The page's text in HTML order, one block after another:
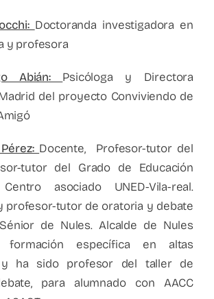
Doctoranda investigadora en
y profesora
Abián: Psicóloga y Directora
del proyecto Conviviendo de
Docente, Profesor-tutor del
tutor del Grado de Educación
asociado UNED-Vila-real.
profesor-tutor de oratoria y debate
de Nules. Alcalde de Nules
formación específica en altas
y ha sido profesor del taller de
para alumnado con AACC